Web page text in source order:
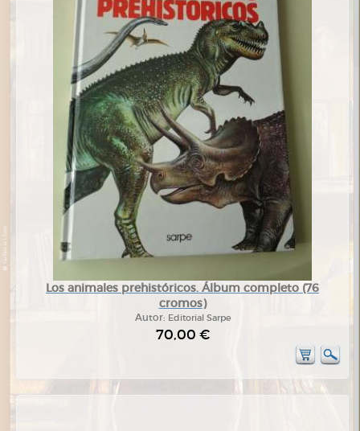
Los animales prehistóricos. Álbum completo (76
cromos)
Autor: Editorial Sarpe
70,00 €